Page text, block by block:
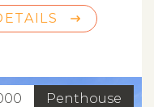
Penthouse